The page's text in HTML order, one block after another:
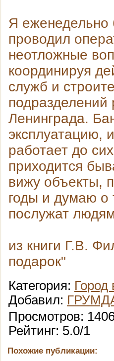
Я еженедельно
проводил
неотложные
координируя
служб и
подразделений
Ленинграда.
эксплуатацию,
работает до
приходится
вижу объекты,
годы и думаю
послужат
из книги Г.В.
подарок"
Категория: Город
Добавил:
Просмотров:
Рейтинг: 5.0/1
Похожие публикации: